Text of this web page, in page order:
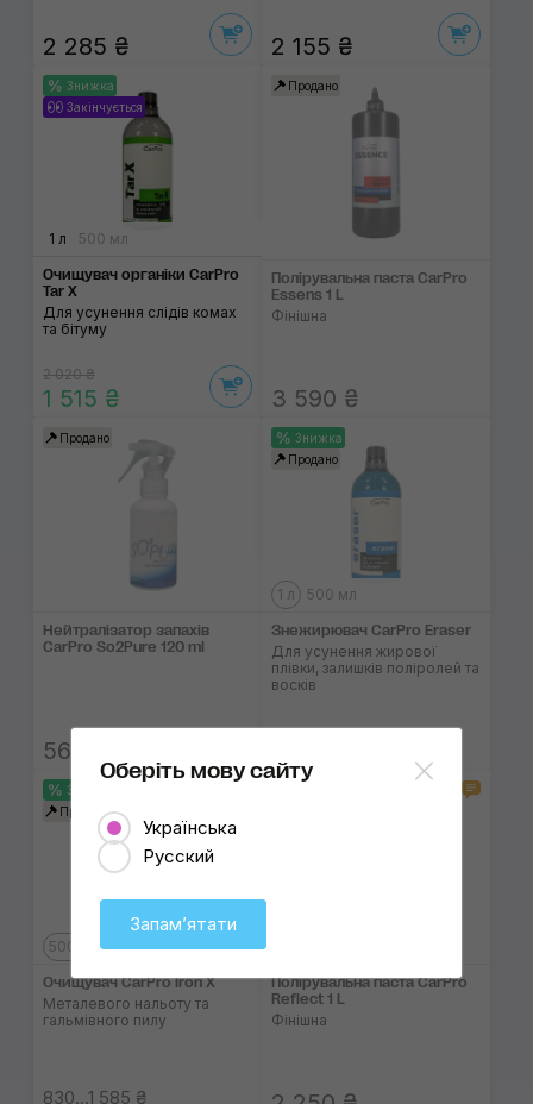
2 285 ₴ 2 155 ₴
Знижка
Закінчується
1 л 500 мл
Очищувач органіки CarPro
Tar X
Для усунення слідів комах
та бітуму
2 020 ₴
1 515 ₴
Продано
Полірувальна паста CarPro
Essens 1 L
Фінішна
3 590 ₴
Продано
Нейтралізатор запахів
CarPro So2Pure 120 ml
560 ₴
Знижка
Продано
1 л 500 мл
Знежирювач CarPro Eraser
Для усунення жирової
плівки, залишків поліролей та
восків
Знижка
Продано
500 мл 1 л
Очищувач CarPro Iron X
Металевого нальоту та
гальмівного пилу
830...1 585 ₴
Полірувальна паста CarPro
Reflect 1 L
Фінішна
Оберіть мову сайту
Українська
Русский
Запамʼятати